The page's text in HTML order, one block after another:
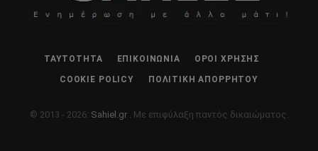
ΤΑΥΤΌΤΗΤΑ ΕΠΙΚΟΙΝΩΝΊΑ ΌΡΟΙ ΧΡΉΣΗΣ
COOKIE POLICY ΠΟΛΙΤΙΚΉ ΑΠΟΡΡΉΤΟΥ
© 2013 - 2026: Sahiel.gr . Με επιφύλαξη παντός δικαιώματος.